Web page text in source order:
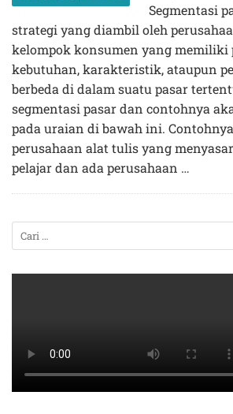
Segmentasi
strategi yang diambil oleh
kelompok konsumen yang memiliki
kebutuhan, karakteristik, ataupun
berbeda di dalam suatu pasar
segmentasi pasar dan contohnya
pada uraian di bawah ini.
perusahaan alat tulis yang
pelajar dan ada perusahaan …